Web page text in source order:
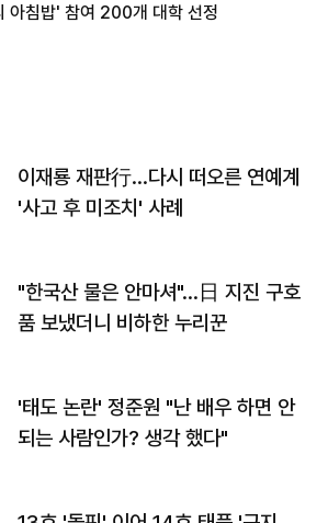
아침밥' 참여 200개 대학 선정
이재룡 재판行…다시 떠오른 연예계
'사고 후 미조치' 사례
"한국산 물은 안마셔"…日 지진 구호
품 보냈더니 비하한 누리꾼
'태도 논란' 정준원 "난 배우 하면 안
되는 사람인가? 생각 했다"